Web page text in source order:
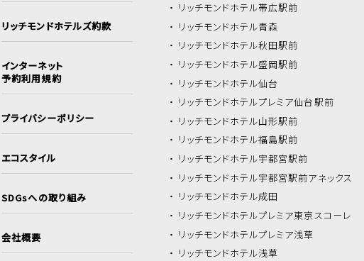
リッチモンドホテルズ約款
インターネット
予約利用規約
プライバシーポリシー
エコスタイル
SDGsへの取り組み
会社概要
リッチモンドホテル帯広駅前
リッチモンドホテル青森
リッチモンドホテル秋田駅前
リッチモンドホテル盛岡駅前
リッチモンドホテル仙台
リッチモンドホテルプレミア仙台駅前
リッチモンドホテル山形駅前
リッチモンドホテル福島駅前
リッチモンドホテル宇都宮駅前
リッチモンドホテル宇都宮駅前アネックス
リッチモンドホテル成田
リッチモンドホテルプレミア東京スコーレ
リッチモンドホテルプレミア浅草
リッチモンドホテル浅草